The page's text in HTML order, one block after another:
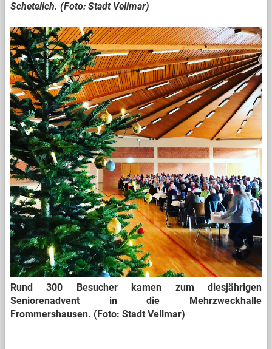
Schetelich. (Foto: Stadt Vellmar)
Rund 300 Besucher kamen zum diesjährigen
Seniorenadvent in die Mehrzweckhalle
Frommershausen. (Foto: Stadt Vellmar)